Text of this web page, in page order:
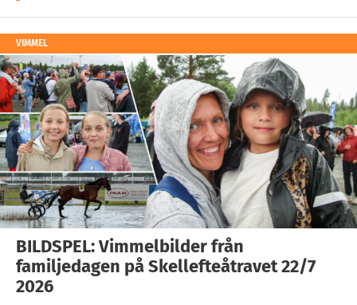
VIMMEL
BILDSPEL: Vimmelbilder från
familjedagen på Skellefteåtravet 22/7
2026